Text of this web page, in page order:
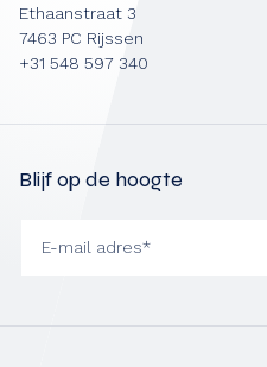
Ethaanstraat 3
7463 PC Rijssen
+31 548 597 340
Blijf op de hoogte